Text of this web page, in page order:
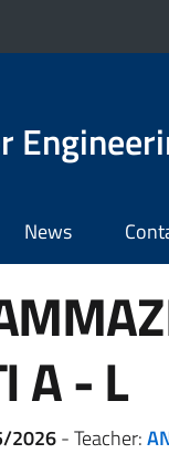
News
A - L
2026- Teacher: